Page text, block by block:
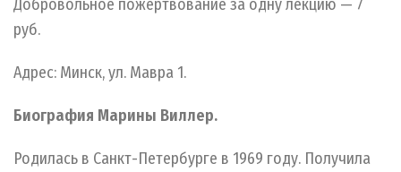
Добровольное пожертвование за одну лекцию — 7
руб.
Адрес: Минск, ул. Мавра 1.
Биография Марины Виллер.
Родилась в Санкт-Петербурге в 1969 году. Получила